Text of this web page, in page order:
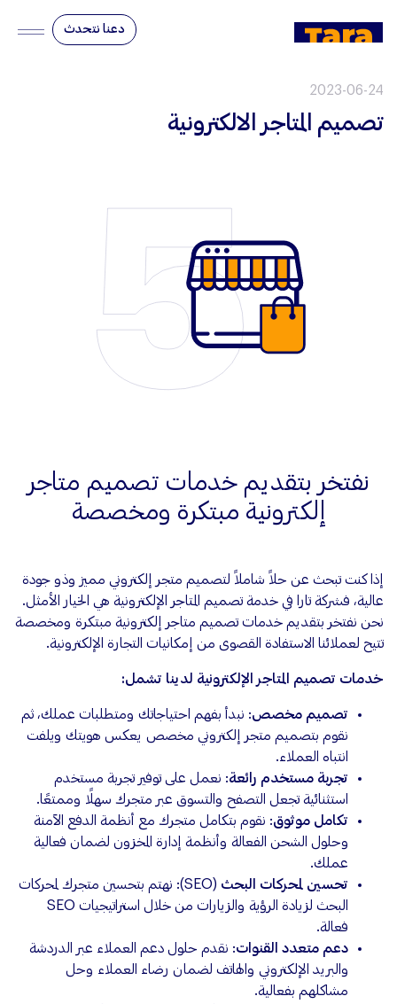
دعنا نتحدث
2023-06-24
تصميم المتاجر الالكترونية
نفتخر بتقديم خدمات تصميم متاجر
إلكترونية مبتكرة ومخصصة
إذا كنت تبحث عن حلاً شاملاً لتصميم متجر إلكتروني مميز وذو جودة
عالية، فشركة تارا في خدمة تصميم المتاجر الإلكترونية هي الخيار الأمثل.
نحن نفتخر بتقديم خدمات تصميم متاجر إلكترونية مبتكرة ومخصصة
تتيح لعملائنا الاستفادة القصوى من إمكانيات التجارة الإلكترونية.
خدمات تصميم المتاجر الإلكترونية لدينا تشمل:
تصميم مخصص: نبدأ بفهم احتياجاتك ومتطلبات عملك، ثم
نقوم بتصميم متجر إلكتروني مخصص يعكس هويتك ويلفت
انتباه العملاء.
تجربة مستخدم رائعة: نعمل على توفير تجربة مستخدم
استثنائية تجعل التصفح والتسوق عبر متجرك سهلًا وممتعًا.
تكامل موثوق: نقوم بتكامل متجرك مع أنظمة الدفع الآمنة
وحلول الشحن الفعالة وأنظمة إدارة المخزون لضمان فعالية
عملك.
تحسين لمحركات البحث
(SEO): نهتم بتحسين متجرك لمحركات
البحث لزيادة الرؤية والزيارات من خلال استراتيجيات SEO
فعالة.
دعم متعدد القنوات: نقدم حلول دعم العملاء عبر الدردشة
والبريد الإلكتروني والهاتف لضمان رضاء العملاء وحل
مشاكلهم بفعالية.